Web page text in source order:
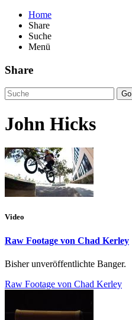
Home
Share
Suche
Menü
Share
Go
John Hicks
Video
Raw Footage von Chad Kerley
Bisher unveröffentlichte Banger.
Raw Footage von Chad Kerley